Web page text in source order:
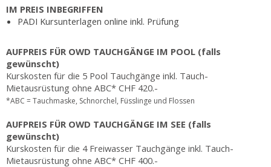
IM PREIS INBEGRIFFEN
PADI Kursunterlagen online inkl. Prüfung
AUFPREIS FÜR OWD TAUCHGÄNGE IM POOL (falls
gewünscht)
Kurskosten für die 5 Pool Tauchgänge inkl. Tauch-
Mietausrüstung ohne ABC* CHF 420.-
*ABC = Tauchmaske, Schnorchel, Füsslinge und Flossen
AUFPREIS FÜR OWD TAUCHGÄNGE IM SEE (falls
gewünscht)
Kurskosten für die 4 Freiwasser Tauchgänge inkl. Tauch-
Mietausrüstung ohne ABC* CHF 400.-